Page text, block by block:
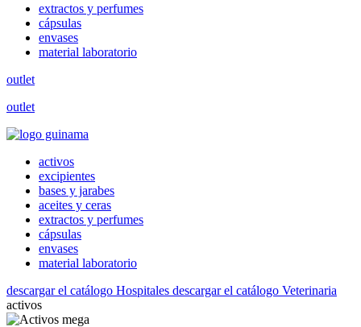
extractos y perfumes
cápsulas
envases
material laboratorio
outlet
outlet
activos
excipientes
bases y jarabes
aceites y ceras
extractos y perfumes
cápsulas
envases
material laboratorio
descargar el catálogo Hospitales descargar el catálogo Veterinaria
activos